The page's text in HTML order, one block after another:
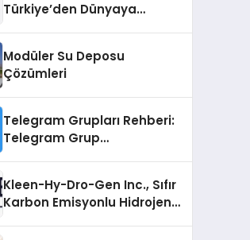
Türkiye’den Dünyaya
Modüler Su Deposu
Çözümleri
Telegram Grupları Rehberi:
Telegram Grup
Kleen-Hy-Dro-Gen Inc., Sıfır
Karbon Emisyonlu Hidrojen